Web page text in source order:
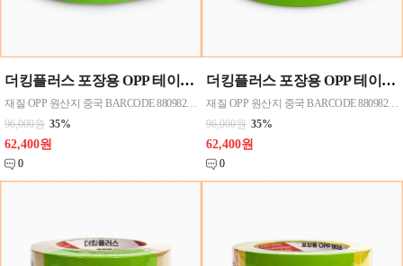
더킹플러스 포장용 OPP 테이프 100M(베이지) 48mmx100M 40개한박스단위로 판매
재질 OPP 원산지 중국 BARCODE 8809823522674
96,000원 35%
62,400원
0
더킹플러스 포장용 OPP 테이프 100M(투명) 48mmx100M 40개한박스단위로 판매
재질 OPP 원산지 중국 BARCODE 8809823522667
96,000원 35%
62,400원
0